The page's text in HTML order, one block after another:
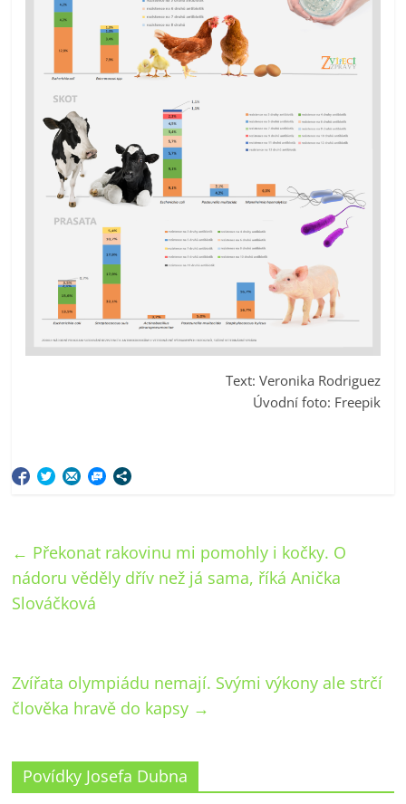
Text: Veronika Rodriguez
Úvodní foto: Freepik
← Překonat rakovinu mi pomohly i kočky. O
nádoru věděly dřív než já sama, říká Anička
Slováčková
Zvířata olympiádu nemají. Svými výkony ale strčí
člověka hravě do kapsy →
Povídky Josefa Dubna